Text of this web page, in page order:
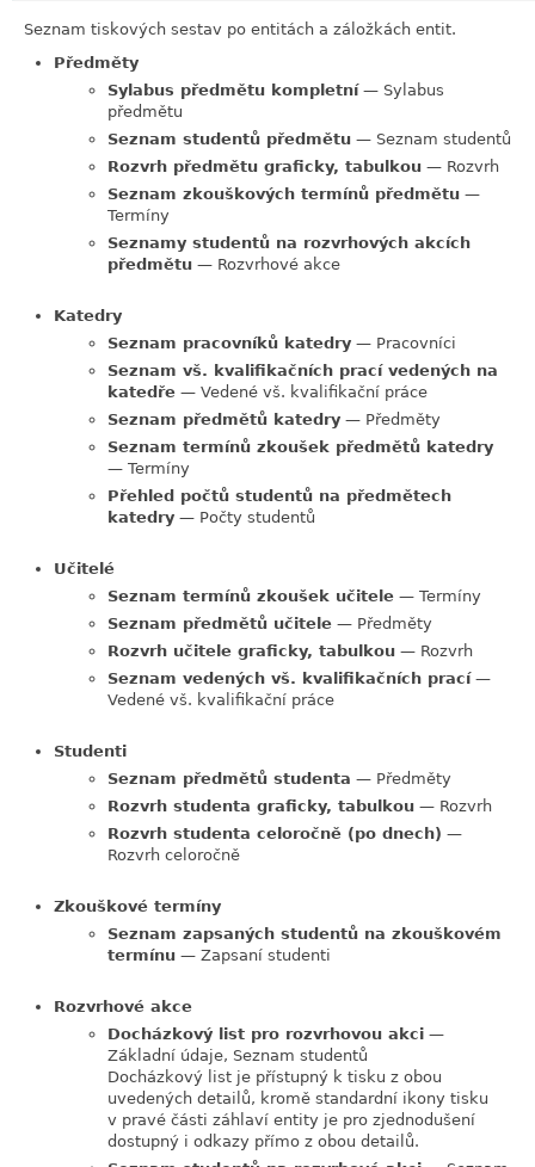
Seznam tiskových sestav po entitách a záložkách entit.
Předměty
Sylabus předmětu kompletní— Sylabus
předmětu
Seznam studentů předmětu — Seznam studentů
Rozvrh předmětu graficky, tabulkou — Rozvrh
Seznam zkouškových termínů předmětu —
Termíny
Seznamy studentů na rozvrhových akcích
předmětu — Rozvrhové akce
Katedry
Seznam pracovníků katedry — Pracovníci
Seznam vš. kvalifikačních prací vedených na
katedře — Vedené vš. kvalifikační práce
Seznam předmětů katedry — Předměty
Seznam termínů zkoušek předmětů katedry
— Termíny
Přehled počtů studentů na předmětech
katedry — Počty studentů
Učitelé
Seznam termínů zkoušek učitele — Termíny
Seznam předmětů učitele — Předměty
Rozvrh učitele graficky, tabulkou — Rozvrh
Seznam vedených vš. kvalifikačních prací—
Vedené vš. kvalifikační práce
Studenti
Seznam předmětů studenta — Předměty
Rozvrh studenta graficky, tabulkou — Rozvrh
Rozvrh studenta celoročně (po dnech) —
Rozvrh celoročně
Zkouškové termíny
Seznam zapsaných studentů na zkouškovém
termínu — Zapsaní studenti
Rozvrhové akce
Docházkový list pro rozvrhovou akci —
Základní údaje, Seznam studentů
Docházkový list je přístupný k tisku z obou
uvedených detailů, kromě standardní ikony tisku
v pravé části záhlaví entity je pro zjednodušení
dostupný i odkazy přímo z obou detailů.